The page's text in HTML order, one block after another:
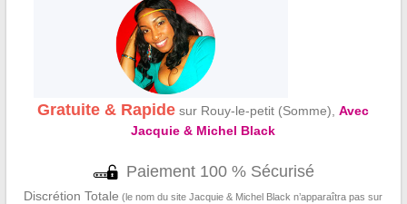
Gratuite & Rapide sur Rouy-le-petit (Somme),Avec
Jacquie & Michel Black
Paiement 100 % Sécurisé
Discrétion Totale (le nom du site Jacquie & Michel Black n’apparaîtra pas sur